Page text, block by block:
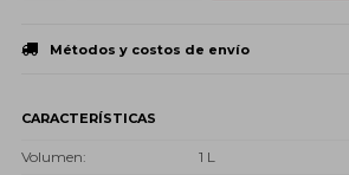
Métodos y costos de envío
CARACTERÍSTICAS
Volumen
1 L